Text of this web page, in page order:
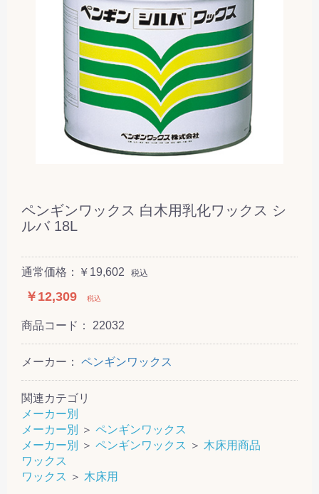
ペンギンワックス 白木用乳化ワックス シ
ルバ 18L
通常価格：￥19,602 税込
￥12,309 税込
商品コード： 22032
メーカー： ペンギンワックス
関連カテゴリ
メーカー別
メーカー別
＞ ペンギンワックス
メーカー別
＞ ペンギンワックス ＞ 木床用商品
ワックス
ワックス ＞ 木床用